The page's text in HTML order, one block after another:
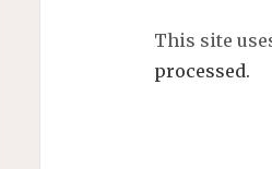
This site
processed.